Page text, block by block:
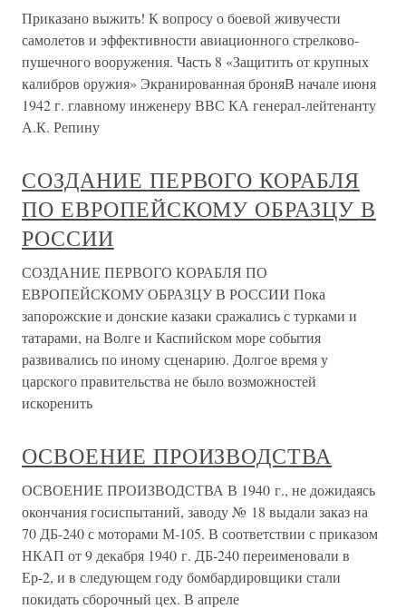
Приказано выжить! К вопросу о боевой живучести
самолетов и эффективности авиационного стрелково-
пушечного вооружения. Часть 8 «Защитить от крупных
калибров оружия» Экранированная броняВ начале июня
1942 г. главному инженеру ВВС КА генерал-лейтенанту
А.К. Репину
СОЗДАНИЕ ПЕРВОГО КОРАБЛЯ
ПО ЕВРОПЕЙСКОМУ ОБРАЗЦУ В
РОССИИ
СОЗДАНИЕ ПЕРВОГО КОРАБЛЯ ПО
ЕВРОПЕЙСКОМУ ОБРАЗЦУ В РОССИИ Пока
запорожские и донские казаки сражались с турками и
татарами, на Волге и Каспийском море события
развивались по иному сценарию. Долгое время у
царского правительства не было возможностей
искоренить
ОСВОЕНИЕ ПРОИЗВОДСТВА
ОСВОЕНИЕ ПРОИЗВОДСТВА В 1940 г., не дожидаясь
окончания госиспытаний, заводу № 18 выдали заказ на
70 ДБ-240 с моторами М-105. В соответствии с приказом
НКАП от 9 декабря 1940 г. ДБ-240 переименовали в
Ер-2, и в следующем году бомбардировщики стали
покидать сборочный цех. В апреле